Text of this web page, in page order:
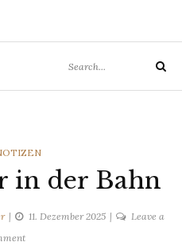
for:
Search
in der Bahn
11. Dezember 2025
Leave a
on